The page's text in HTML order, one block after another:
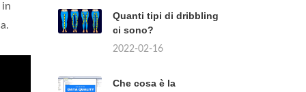
in
Quanti tipi di dribbling
ci sono?
2022-02-16
Che cosa è la